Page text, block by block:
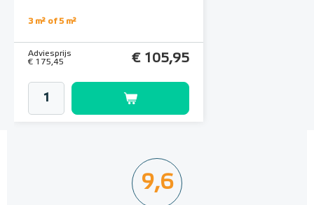
3 m² of 5 m²
Adviesprijs
€ 175,45
€ 105,95
9,6